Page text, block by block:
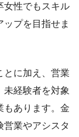
女性でもスキル
プを目指せま
に加え、営業
未経験者を対象
もあります。金
営業やアシスタ